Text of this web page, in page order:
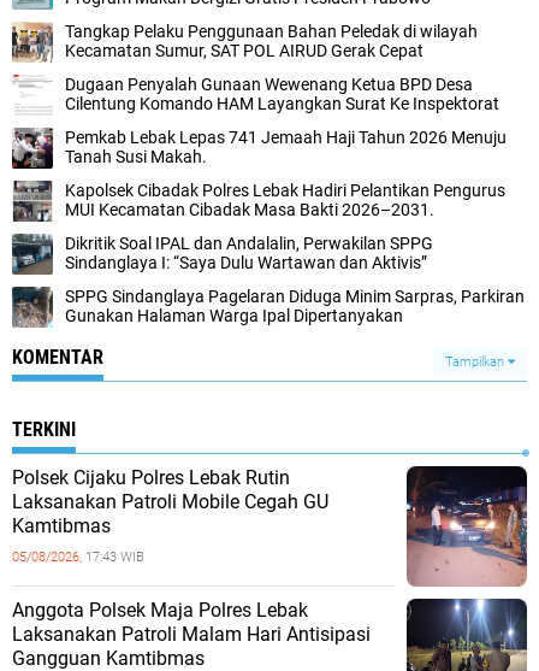
Tangkap Pelaku Penggunaan Bahan Peledak di wilayah
Kecamatan Sumur, SAT POL AIRUD Gerak Cepat
Dugaan Penyalah Gunaan Wewenang Ketua BPD Desa
Cilentung Komando HAM Layangkan Surat Ke Inspektorat
Pemkab Lebak Lepas 741 Jemaah Haji Tahun 2026 Menuju
Tanah Susi Makah.
Kapolsek Cibadak Polres Lebak Hadiri Pelantikan Pengurus
MUI Kecamatan Cibadak Masa Bakti 2026–2031.
Dikritik Soal IPAL dan Andalalin, Perwakilan SPPG
Sindanglaya I: “Saya Dulu Wartawan dan Aktivis”
SPPG Sindanglaya Pagelaran Diduga Minim Sarpras, Parkiran
Gunakan Halaman Warga Ipal Dipertanyakan
KOMENTAR Tampilkan
TERKINI
Polsek Cijaku Polres Lebak Rutin
Laksanakan Patroli Mobile Cegah GU
Kamtibmas
05/08/2026, 17:43 WIB
Anggota Polsek Maja Polres Lebak
Laksanakan Patroli Malam Hari Antisipasi
Gangguan Kamtibmas